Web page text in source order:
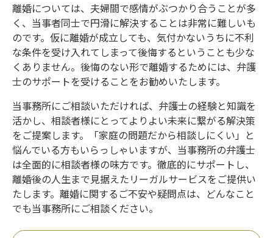
離婚については、夫婦間で感情がぶつかり合うことが多
く、当事者同士で円滑に解決することは非常に難しいも
のです。仮に離婚が成立しても、気付かないうちに不利
な条件を受け入れてしまって後悔するということも少な
くありません。後悔のない形で離婚するためには、弁護
士のサポートを受けることをお勧めいたします。
当事務所にご相談いただければ、弁護士の経験と知識を
活かし、相談者様にとってよりよい未来に繋がる解決策
をご提案します。「家庭の問題だから相談しにくい」と
悩んでいる方もいらっしゃいますが、当事務所の弁護士
は全面的に相談者様の味方です。徹底的にサポートし、
離婚後の人生まで見据えたリーガルサービスをご提供い
たします。離婚に関するご不安や疑問点は、どんなこと
でも当事務所にご相談ください。